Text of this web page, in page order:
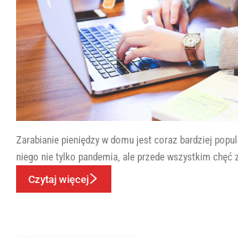
Zarabianie pieniędzy w domu jest coraz bardziej
niego nie tylko pandemia, ale przede wszystkim chęć
Czytaj więcej